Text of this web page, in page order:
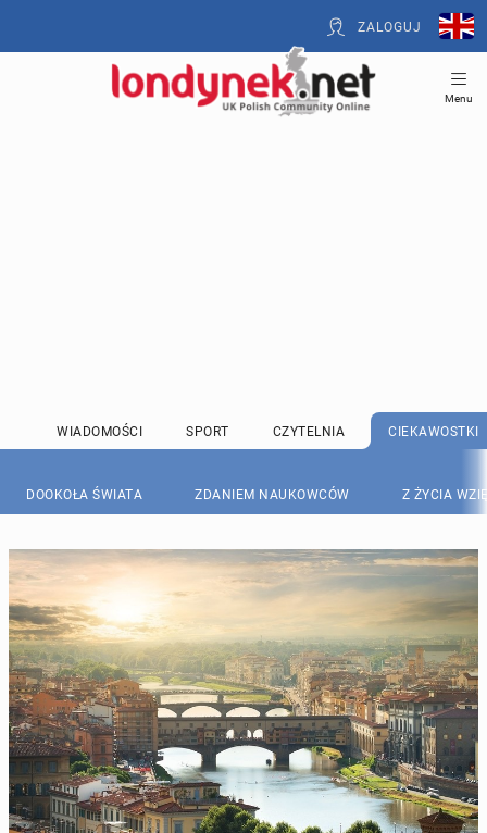
ZALOGUJ
Menu
WIADOMOŚCI SPORT CZYTELNIA CIEKAWOSTKI
DOOKOŁA ŚWIATA ZDANIEM NAUKOWCÓW Z ŻYCIA